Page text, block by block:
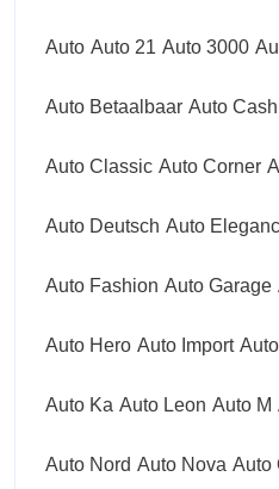
Auto Auto 21 Auto 3000
Auto Betaalbaar Auto Cash
Auto Classic Auto Corner
Auto Deutsch Auto
Auto Fashion Auto Garage
Auto Hero Auto Import
Auto Ka Auto Leon Auto M
Auto Nord Auto Nova Auto